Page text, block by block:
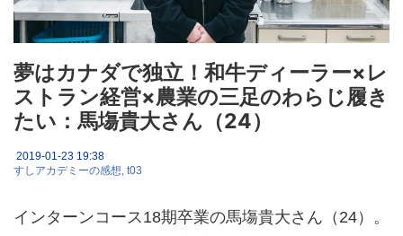
すしアカ卒業生の活躍
夢はカナダで独立！和牛ディーラー×レ
ストラン経営×農業の三足のわらじ履き
たい：馬塲貴大さん（24）
2019-01-23 19:38
すしアカデミーの感想 t03
インターンコース18期卒業の馬塲貴大さん（24）。